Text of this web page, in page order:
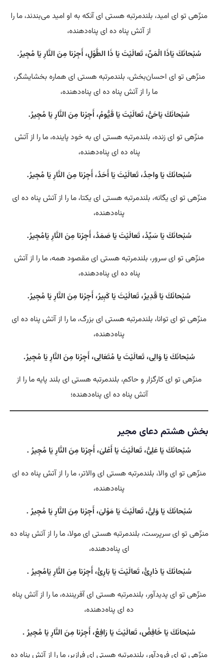
منزّهی تو ای امید، بلندمرتبه هستی‌ ای آنکه به او امید می‌بندند، ما را
از آتش پناه ده ای پناه‌دهنده،
سُبْحانَكَ يَاذَا الْمَنِّ، تَعالَيْتَ يَا ذَا الطَّوْلِ، أَجِرْنا مِنَ النَّارِ يَا مُجِيرُ.
منزّهی تو ای احسان‌بخش، بلندمرتبه هستی‌ ای هماره بخشایشگر،
ما را از آتش پناه ده ای پناه‌دهنده،
سُبْحانَكَ يَاحَىُّ، تَعالَيْتَ يَا قَيُّومُ، أَجِرْنا مِنَ النَّارِ يَا مُجِيرُ.
منزّهی تو ای زنده، بلندمرتبه هستی‌ ای به خود پاینده، ما را از آتش
پناه ده ای پناه‌دهنده،
سُبْحانَكَ يَا واحِدُ، تَعالَيْتَ يَا أَحَدُ، أَجِرْنا مِنَ النَّارِ يَا مُجِيرُ.
منزّهی تو ای یگانه، بلندمرتبه هستی‌ ای یکتا، ما را از آتش پناه ده ای
پناه‌دهنده،
سُبْحانَكَ يَا سَيِّدُ، تَعالَيْتَ يَا صَمَدُ، أَجِرْنا مِنَ النَّارِ يَامُجِيرُ.
منزّهی تو ای سرور، بلندمرتبه هستی‌ ای مقصود همه، ما را از آتش
پناه ده ای پناه‌دهنده،
سُبْحانَكَ يَا قَدِيرُ، تَعالَيْتَ يَا كَبِيرُ، أَجِرْنا مِنَ النَّارِ يَا مُجِيرُ.
منزّهی تو ای توانا، بلندمرتبه هستی‌ ای بزرگ، ما را از آتش پناه ده ای
پناه‌دهنده،
سُبْحانَكَ يَا وَالِى، تَعالَيْتَ يا مُتَعَالِى، أَجِرْنا مِنَ النَّارِ يَا مُجِيرُ.
منزّهی تو ای کارگزار و حاکم، بلندمرتبه هستی‌ ای بلند پایه ما را از
آتش پناه ده ای پناه‌دهنده؛
بخش هشتم دعای مجیر
سُبْحانَكَ يَا عَلِىُّ، تَعالَيْتَ يَا أَعْلىٰ، أَجِرْنا مِنَ النَّارِ يَا مُجِيرُ .
منزّهی تو ای والا، بلندمرتبه هستی‌ ای والاتر، ما را از آتش پناه ده ای
پناه‌دهنده،
سُبْحانَكَ يَا وَلِىُّ، تَعالَيْتَ يَا مَوْلىٰ، أَجِرْنا مِنَ النَّارِ يَا مُجِيرُ .
منزّهی تو ای سرپرست، بلندمرتبه هستی‌ ای مولا، ما را از آتش پناه ده
ای پناه‌دهنده،
سُبْحانَكَ يَا ذارِئُ، تَعالَيْتَ يَا بَارِئُ، أَجِرْنا مِنَ النَّارِ يَامُجِيرُ .
منزّهی تو ای پدیدآور، بلندمرتبه هستی‌ ای آفریننده، ما را از آتش پناه
ده ای پناه‌دهنده،
سُبْحانَكَ يَا خَافِضُ، تَعالَيْتَ يَا رَافِعُ، أَجِرْنا مِنَ النَّارِ يَا مُجِيرُ .
منزّهی تو ای فرودآور، بلندمرتبه هستی‌ ای فرازبر، ما را از آتش پناه ده